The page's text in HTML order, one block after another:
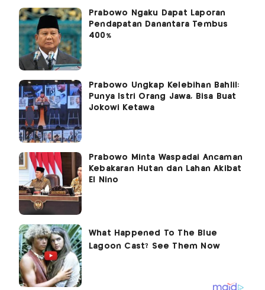
Prabowo Ngaku Dapat Laporan
Pendapatan Danantara Tembus
400%
Prabowo Ungkap Kelebihan Bahlil:
Punya Istri Orang Jawa, Bisa Buat
Jokowi Ketawa
Prabowo Minta Waspadai Ancaman
Kebakaran Hutan dan Lahan Akibat
El Nino